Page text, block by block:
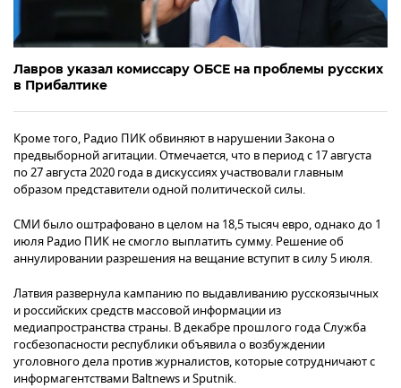
Лавров указал комиссару ОБСЕ на проблемы русских
в Прибалтике
Кроме того, Радио ПИК обвиняют в нарушении Закона о
предвыборной агитации. Отмечается, что в период с 17 августа
по 27 августа 2020 года в дискуссиях участвовали главным
образом представители одной политической силы.
СМИ было оштрафовано в целом на 18,5 тысяч евро, однако до 1
июля Радио ПИК не смогло выплатить сумму. Решение об
аннулировании разрешения на вещание вступит в силу 5 июля.
Латвия развернула кампанию по выдавливанию русскоязычных
и российских средств массовой информации из
медиапространства страны. В декабре прошлого года Служба
госбезопасности республики объявила о возбуждении
уголовного дела против журналистов, которые сотрудничают с
информагентствами Baltnews и Sputnik.